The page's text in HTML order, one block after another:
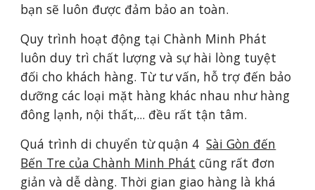
bạn sẽ luôn được đảm bảo an toàn.
Quy trình hoạt động tại Chành Minh Phát
luôn duy trì chất lượng và sự hài lòng tuyệt
đối cho khách hàng. Từ tư vấn, hỗ trợ đến bảo
dưỡng các loại mặt hàng khác nhau như hàng
đông lạnh, nội thất,... đều rất tận tâm.
Quá trình di chuyển từ quận 4 Sài Gòn đến
Bến Tre của Chành Minh Phát cũng rất đơn
giản và dễ dàng. Thời gian giao hàng là khá